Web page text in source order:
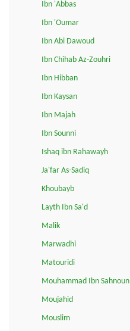
Ibn 'Abbas
Ibn 'Oumar
Ibn Abi Dawoud
Ibn Chihab Az-Zouhri
Ibn Hibban
Ibn Kaysan
Ibn Majah
Ibn Sounni
Ishaq ibn Rahawayh
Ja'far As-Sadiq
Khoubayb
Layth Ibn Sa'd
Malik
Marwadhi
Matouridi
Mouhammad Ibn Sahnoun
Moujahid
Mouslim